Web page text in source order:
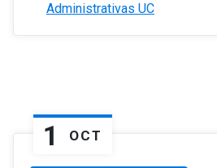
Administrativas UC
1 OCT